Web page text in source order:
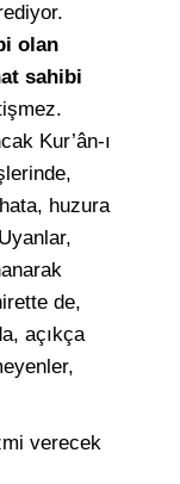
olan
sahibi
Kur’ân-ı
huzura
de,
açıkça
verecek